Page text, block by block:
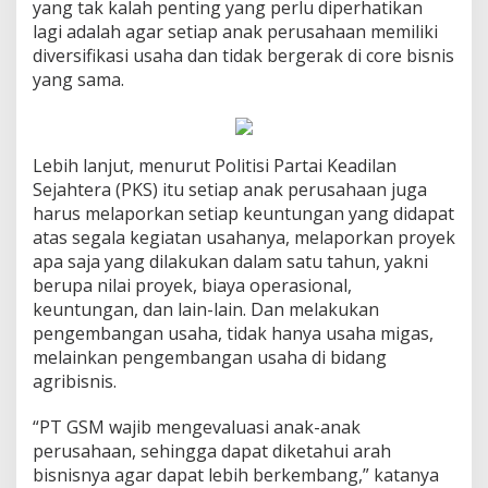
yang tak kalah penting yang perlu diperhatikan
lagi adalah agar setiap anak perusahaan memiliki
diversifikasi usaha dan tidak bergerak di core bisnis
yang sama.
Lebih lanjut, menurut Politisi Partai Keadilan
Sejahtera (PKS) itu setiap anak perusahaan juga
harus melaporkan setiap keuntungan yang didapat
atas segala kegiatan usahanya, melaporkan proyek
apa saja yang dilakukan dalam satu tahun, yakni
berupa nilai proyek, biaya operasional,
keuntungan, dan lain-lain. Dan melakukan
pengembangan usaha, tidak hanya usaha migas,
melainkan pengembangan usaha di bidang
agribisnis.
“PT GSM wajib mengevaluasi anak-anak
perusahaan, sehingga dapat diketahui arah
bisnisnya agar dapat lebih berkembang,” katanya